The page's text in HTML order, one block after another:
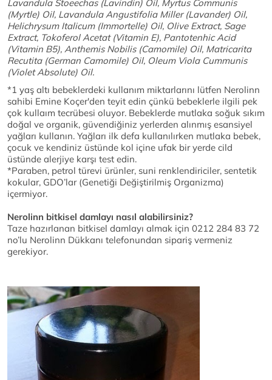
Lavandula Stoeechas (Lavindin) Oil, Myrtus Communis
(Myrtle) Oil, Lavandula Angustifolia Miller (Lavander) Oil,
Helichrysum Italicum (Immortelle) Oil, Olive Extract, Sage
Extract, Tokoferol Acetat (Vitamin E), Pantotenhic Acid
(Vitamin B5), Anthemis Nobilis (Camomile) Oil, Matricarita
Recutita (German Camomile) Oil, Oleum Viola Cummunis
(Violet Absolute) Oil.
*1 yaş altı bebeklerdeki kullanım miktarlarını lütfen Nerolinn
sahibi Emine Koçer'den teyit edin çünkü bebeklerle ilgili pek
çok kullaım tecrübesi oluyor. Bebeklerde mutlaka soğuk sıkım
doğal ve organik, güvendiğiniz yerlerden alınmış esansiyel
yağları kullanın. Yağları ilk defa kullanılırken mutlaka bebek,
çocuk ve kendiniz üstünde kol içine ufak bir yerde cild
üstünde alerjiye karşı test edin.
*Paraben, petrol türevi ürünler, suni renklendiriciler, sentetik
kokular, GDO’lar (Genetiği Değiştirilmiş Organizma)
içermiyor.
Nerolinn bitkisel damlayı nasıl alabilirsiniz?
Taze hazırlanan bitkisel damlayı almak için 0212 284 83 72
no’lu Nerolinn Dükkanı telefonundan sipariş vermeniz
gerekiyor.